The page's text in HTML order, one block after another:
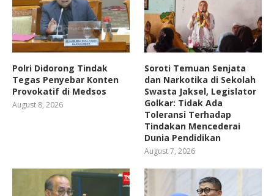
Polri Didorong Tindak
Tegas Penyebar Konten
Provokatif di Medsos
August 8, 2026
Soroti Temuan Senjata
dan Narkotika di Sekolah
Swasta Jaksel, Legislator
Golkar: Tidak Ada
Toleransi Terhadap
Tindakan Mencederai
Dunia Pendidikan
August 7, 2026